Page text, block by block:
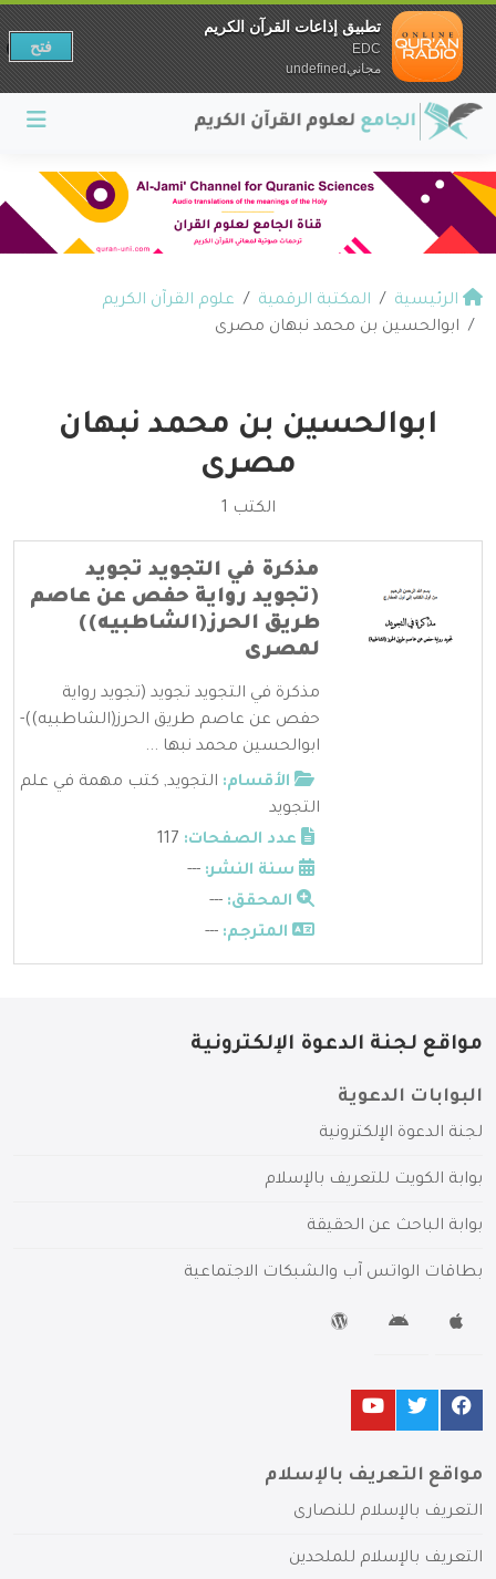
الرئيسية المكتبة الرقمية
علوم القرآن الكريم
ابوالحسين بن محمد نبهان مصرى
ابوالحسين بن محمد نبهان
مصرى
الكتب 1
مذكرة في التجويد تجويد
(تجويد رواية حفص عن عاصم
طريق الحرز(الشاطبيه))
لمصرى
مذكرة في التجويد تجويد (تجويد رواية
حفص عن عاصم طريق الحرز(الشاطبيه))-
ابوالحسين محمد نبها ...
الأقسام: التجويد, كتب مهمة في علم
التجويد
عدد الصفحات:
سنة النشر: ---
المحقق: ---
المترجم: ---
مواقع لجنة الدعوة الإلكترونية
البوابات الدعوية
لجنة الدعوة الإلكترونية
بوابة الكويت للتعريف بالإسلام
بوابة الباحث عن الحقيقة
بطاقات الواتس آب والشبكات الاجتماعية
مواقع التعريف بالإسلام
التعريف بالإسلام للنصارى
التعريف بالإسلام للملحدين
تطبيق إذاعات القرآن الكريم
EDC
مجانيundefined
فتح